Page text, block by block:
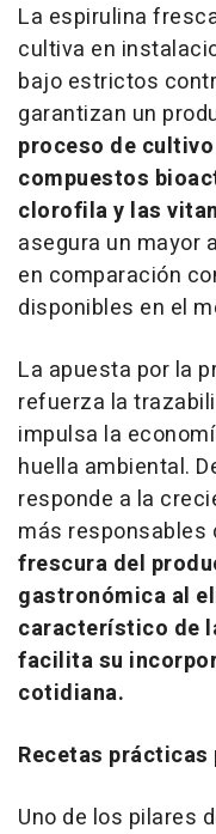
La espirulina
cultiva en
bajo estrictos
garantizan un
proceso de
compuestos
clorofila y las
asegura un mayor
en comparación
disponibles en el
La apuesta por la
refuerza la
impulsa la
huella ambiental.
responde a la
más responsables
frescura del
gastronómica al
característico de
facilita su
cotidiana.
Recetas prácticas
Uno de los pilares